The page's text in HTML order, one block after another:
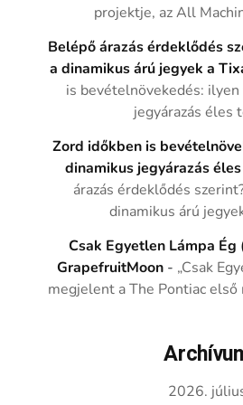
projektje, az All
Belépő árazás érdeklődés
a dinamikus árú jegyek a
is bevételnövekedés:
jegyárazás éles
Zord időkben is
dinamikus jegyárazás
árazás érdeklődés
dinamikus árú
Csak Egyetlen Lámpa
GrapefruitMoon - „Csak
megjelent a The Pontiac első
2026.